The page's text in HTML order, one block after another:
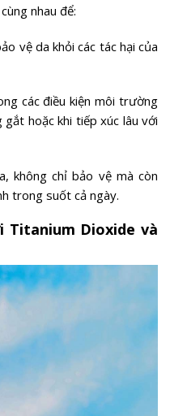
nhau để:
vệ da khỏi các tác hại của
các điều kiện môi trường
hoặc khi tiếp xúc lâu với
không chỉ bảo vệ mà còn
trong suốt cả ngày.
Titanium Dioxide và